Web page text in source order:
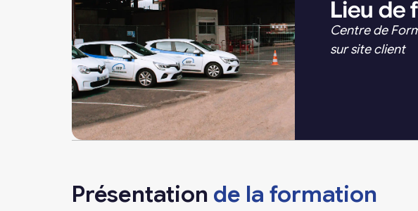
Lieu de
Centre de
sur site client
Présentation de la formation